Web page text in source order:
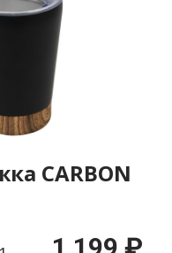
CARBON